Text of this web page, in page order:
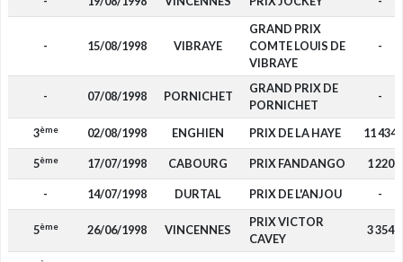
- 15/08/1998 VIBRAYE
GRAND PRIX
COMTE LOUIS DE
VIBRAYE
-
- 07/08/1998 PORNICHET
GRAND PRIX DE
PORNICHET
-
3ème 02/08/1998 ENGHIEN PRIX DE LA HAYE 11 434
5ème 17/07/1998 CABOURG PRIX FANDANGO 1 220
- 14/07/1998 DURTAL PRIX DE L'ANJOU -
5ème 26/06/1998 VINCENNES
PRIX VICTOR
CAVEY
3 354